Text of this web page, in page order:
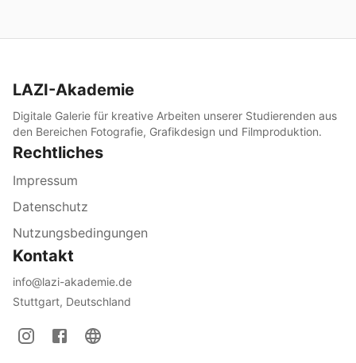
LAZI-Akademie
Digitale Galerie für kreative Arbeiten unserer Studierenden aus
den Bereichen Fotografie, Grafikdesign und Filmproduktion.
Rechtliches
Impressum
Datenschutz
Nutzungsbedingungen
Kontakt
info@lazi-akademie.de
Stuttgart, Deutschland